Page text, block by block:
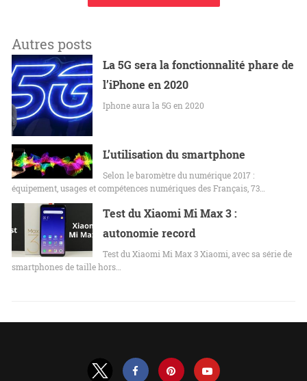
Autres posts
La 5G sera la fonctionnalité phare de
l’iPhone en 2020
Iphone aura la 5G en 2020
L’utilisation du smartphone
Selon le baromètre du numérique 2017 :
équipement, usages et compétences numériques des Français, 73…
Test du Xiaomi Mi Max 3 :
autonomie record
Test du Xiaomi Mi Max 3 Xiaomi, avec sa série de
smartphones de taille hors…